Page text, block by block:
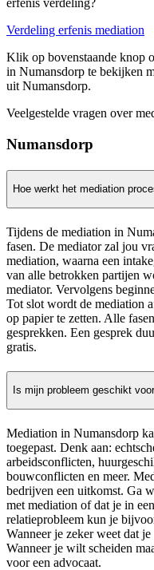
Verdeling erfenis mediation
Klik op bovenstaande knop
in Numansdorp te bekijken
uit Numansdorp.
Veelgestelde vragen over
Numansdorp
Hoe werkt het mediation
Tijdens de mediation in
fasen. De mediator zal jou
mediation, waarna een
van alle betrokken partijen
mediator. Vervolgens
Tot slot wordt de mediation
op papier te zetten. Alle
gesprekken. Een gesprek
gratis.
Is mijn probleem geschikt
Mediation in Numansdorp
toegepast. Denk aan:
arbeidsconflicten,
bouwconflicten en meer.
bedrijven een uitkomst. Ga
met mediation of dat je in
relatieprobleem kun je
Wanneer je zeker weet dat
Wanneer je wilt scheiden
voor een advocaat.